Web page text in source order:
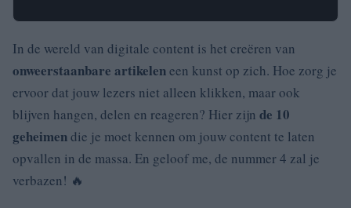
In de wereld van digitale content is het creëren van
onweerstaanbare artikeleneen kunst op zich. Hoe zorg je
ervoor dat jouw lezers niet alleen klikken, maar ook
blijven hangen, delen en reageren? Hier zijn de 10
geheimendie je moet kennen om jouw content te laten
opvallen in de massa. En geloof me, de nummer 4 zal je
verbazen! 🔥